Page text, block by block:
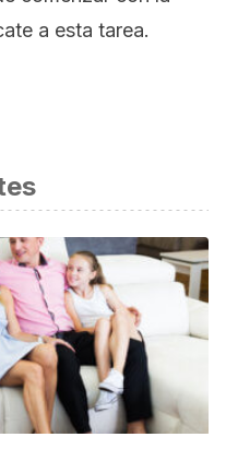
a esta tarea.